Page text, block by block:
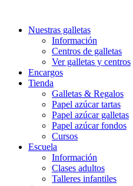
Nuestras galletas
Información
Centros de galletas
Ver galletas y centros
Encargos
Tienda
Galletas & Regalos
Papel azúcar tartas
Papel azúcar galletas
Papel azúcar fondos
Cursos
Escuela
Información
Clases adultos
Talleres infantiles